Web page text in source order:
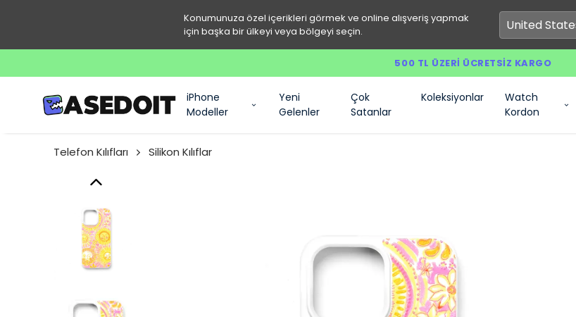
Konumunuza özel içerikleri görmek ve online alışveriş yapmak
için başka bir ülkeyi veya bölgeyi seçin.
500 TL ÜZERI ÜCRETSIZ KARGO
iPhone
Modeller
Yeni
Gelenler
Çok
Satanlar
Koleksiyonlar
Watch
Kordon
Telefon Kılıfları Silikon Kılıflar